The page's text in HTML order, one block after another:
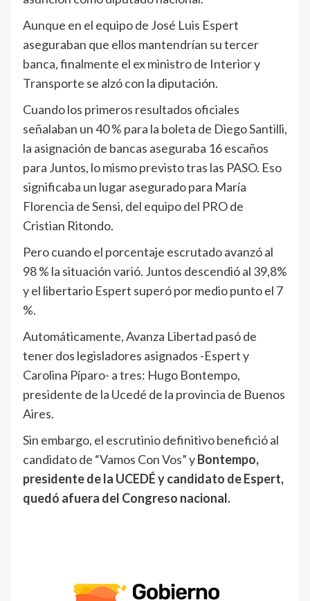
Aunque en el equipo de José Luis Espert
aseguraban que ellos mantendrían su tercer
banca, finalmente el ex ministro de Interior y
Transporte se alzó con la diputación.
Cuando los primeros resultados oficiales
señalaban un 40 % para la boleta de Diego Santilli,
la asignación de bancas aseguraba 16 escaños
para Juntos, lo mismo previsto tras las PASO. Eso
significaba un lugar asegurado para María
Florencia de Sensi, del equipo del PRO de
Cristian Ritondo.
Pero cuando el porcentaje escrutado avanzó al
98 % la situación varió. Juntos descendió al 39,8%
y el libertario Espert superó por medio punto el 7
%.
Automáticamente, Avanza Libertad pasó de
tener dos legisladores asignados -Espert y
Carolina Píparo- a tres: Hugo Bontempo,
presidente de la Ucedé de la provincia de Buenos
Aires.
Sin embargo, el escrutinio definitivo benefició al
candidato de “Vamos Con Vos” yBontempo,
presidente de la UCEDÉ y candidato de Espert,
quedó afuera del Congreso nacional.